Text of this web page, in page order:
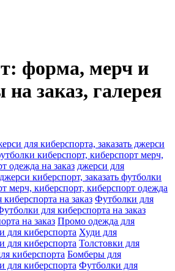
форма, мерч и
на заказ, галерея
для киберспорта, заказать джерси
киберспорт, киберспорт мерч,
одежда на заказ джерси для
киберспорт, заказать футболки
мерч, киберспорт, киберспорт одежда
на заказ Футболки для
для киберспорта на заказ
на заказ Промо одежда для
для киберспорта Худи для
для киберспорта Толстовки для
киберспорта Бомберы для
для киберспорта Футболки для